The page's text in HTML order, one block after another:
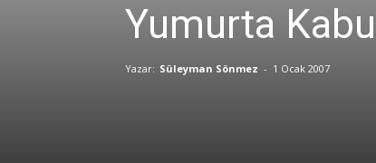
Yumurta
Yazar: Süleyman Sönmez - 1 Ocak 2007